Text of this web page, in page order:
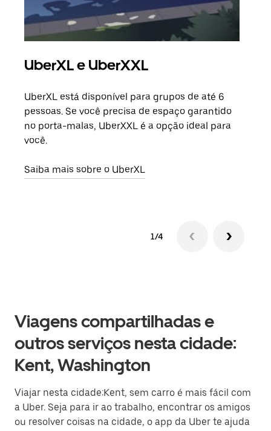
UberXL e UberXXL
UberXL está disponível para grupos de até 6
pessoas. Se você precisa de espaço garantido
no porta-malas, UberXXL é a opção ideal para
você.
Saiba mais sobre o UberXL
1/4
Viagens compartilhadas e
outros serviços nesta cidade:
Kent, Washington
Viajar nesta cidade:Kent, sem carro é mais fácil com
a Uber. Seja para ir ao trabalho, encontrar os amigos
ou resolver coisas na cidade, o app da Uber te ajuda